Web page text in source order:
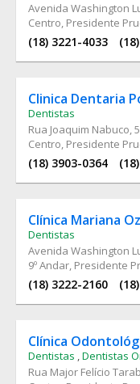
Avenida Washington
Centro, Presidente
(18) 3221-4033
Clinica Dentaria
Dentistas
Rua Joaquim Nabuco,
Centro, Presidente
(18) 3903-0364
Clínica Mariana
Dentistas
Avenida Washington
9º Andar, Presidente
(18) 3222-2160
Clínica
Dentistas ,Dentistas
Rua Major Felício